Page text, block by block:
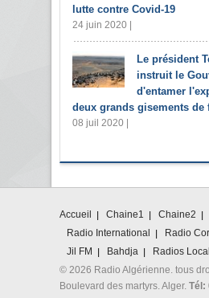
lutte contre Covid-19
24 juin 2020 |
Le président
instruit le
d'entamer
deux grands gisements de
08 juil 2020 |
Accueil Chaine1 Chaine2
Radio International
Radio
Jil FM
Bahdja
Radios
© 2026 Radio Algérienne. tous
Boulevard des martyrs. Alger. Tél: